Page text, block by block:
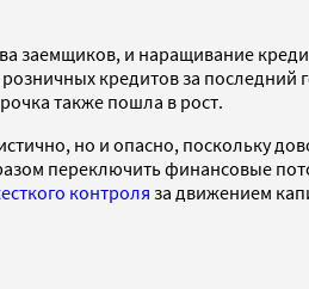
и наращивание
кредитов за последний
также пошла в рост.
но и опасно, поскольку
переключить финансовые
контроля за движением